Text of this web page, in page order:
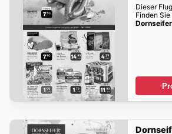
Dieser
Finden